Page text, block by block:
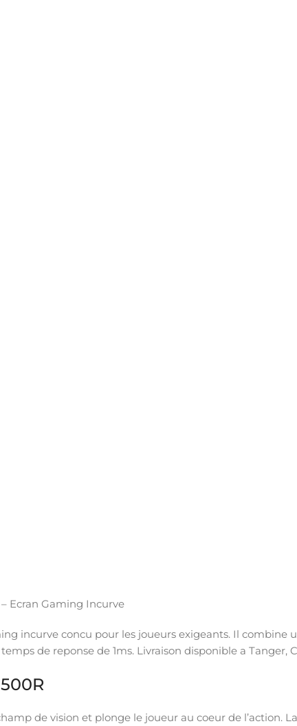
– Ecran Gaming Incurve
incurve concu pour les joueurs exigeants. Il combine
de reponse de 1ms. Livraison disponible a Tanger,
de vision et plonge le joueur au coeur de l’action.